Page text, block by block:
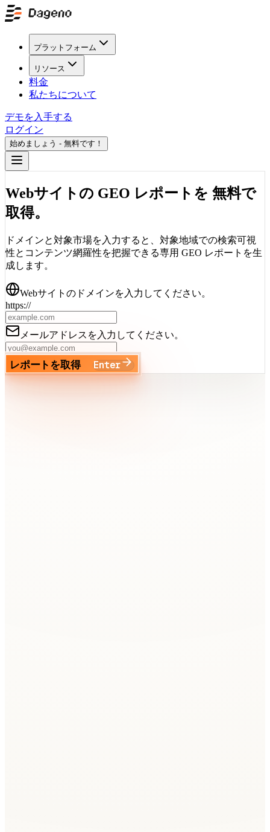
プラットフォーム
リソース
料金
私たちについて
デモを入手する
ログイン
始めましょう - 無料です！
Webサイトの GEO レポートを 無料で
取得。
ドメインと対象市場を入力すると、対象地域での検索可視
性とコンテンツ網羅性を把握できる専用 GEO レポートを生
成します。
Webサイトのドメインを入力してください。
https://
メールアドレスを入力してください。
レポートを取得 Enter